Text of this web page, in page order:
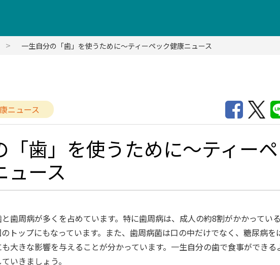
一生自分の「歯」を使うために～ティーペック健康ニュース
ニュース
「歯」を使うために～ティーペ
ュース
歯周病が多くを占めています。特に歯周病は、成人の約8割がかかっている
トップにもなっています。また、歯周病菌は口の中だけでなく、糖尿病を
大きな影響を与えることが分かっています。一生自分の歯で食事ができる
いきましょう。